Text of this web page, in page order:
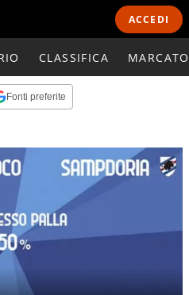
ACCEDI
CLASSIFICA
Fonti preferite